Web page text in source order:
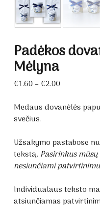
Padėkos
Mėlyna
€1.60–€2.00
€1.60
Medaus dovanėlės
svečius.
Užsakymo pastabose
tekstą. Pasirinkus
nesiunčiami
Individualaus teksto
atsiunčiamas